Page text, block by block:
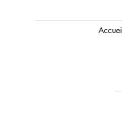
Accueil